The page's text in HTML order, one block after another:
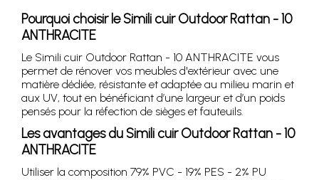
Pourquoi choisir le Simili cuir Outdoor Rattan - 10
ANTHRACITE
Le Simili cuir Outdoor Rattan - 10 ANTHRACITE vous
permet de rénover vos meubles d'extérieur avec une
matière dédiée, résistante et adaptée au milieu marin et
aux UV, tout en bénéficiant d’une largeur et d’un poids
pensés pour la réfection de sièges et fauteuils.
Les avantages du Simili cuir Outdoor Rattan - 10
ANTHRACITE
Utiliser la composition 79% PVC - 19% PES - 2% PU